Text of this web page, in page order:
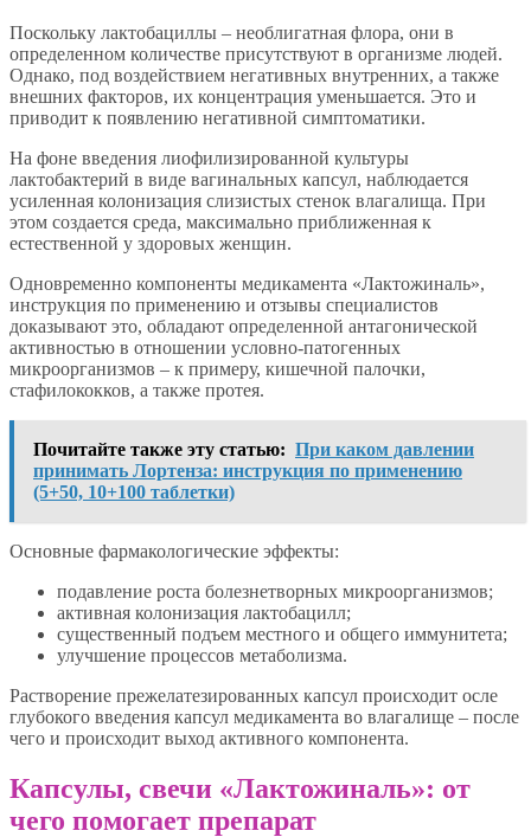
Поскольку лактобациллы – необлигатная флора, они в
определенном количестве присутствуют в организме людей.
Однако, под воздействием негативных внутренних, а также
внешних факторов, их концентрация уменьшается. Это и
приводит к появлению негативной симптоматики.
На фоне введения лиофилизированной культуры
лактобактерий в виде вагинальных капсул, наблюдается
усиленная колонизация слизистых стенок влагалища. При
этом создается среда, максимально приближенная к
естественной у здоровых женщин.
Одновременно компоненты медикамента «Лактожиналь»,
инструкция по применению и отзывы специалистов
доказывают это, обладают определенной антагонической
активностью в отношении условно-патогенных
микроорганизмов – к примеру, кишечной палочки,
стафилококков, а также протея.
Почитайте также эту статью: При каком давлении
принимать Лортенза: инструкция по применению
(5+50, 10+100 таблетки)
Основные фармакологические эффекты:
подавление роста болезнетворных микроорганизмов;
активная колонизация лактобацилл;
существенный подъем местного и общего иммунитета;
улучшение процессов метаболизма.
Растворение прежелатезированных капсул происходит осле
глубокого введения капсул медикамента во влагалище – после
чего и происходит выход активного компонента.
Капсулы, свечи «Лактожиналь»: от
чего помогает препарат